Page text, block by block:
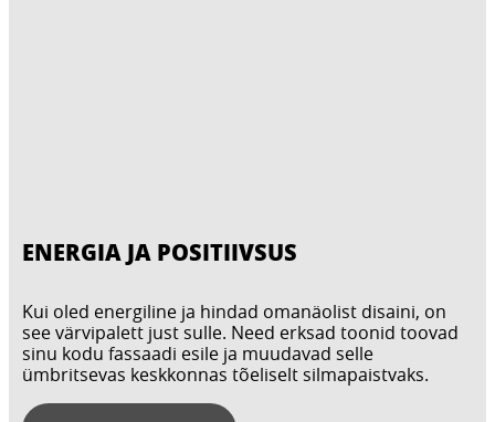
ENERGIA JA POSITIIVSUS
Kui oled energiline ja hindad omanäolist disaini, on
see värvipalett just sulle. Need erksad toonid toovad
sinu kodu fassaadi esile ja muudavad selle
ümbritsevas keskkonnas tõeliselt silmapaistvaks.